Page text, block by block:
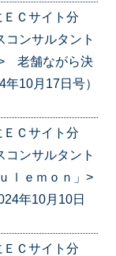
ＥＣサイト分
ンサルタント
老舗ながら決
10月17日号）
ＥＣサイト分
ンサルタント
ｌｅｍｏｎ」>
年10月10日
ＥＣサイト分